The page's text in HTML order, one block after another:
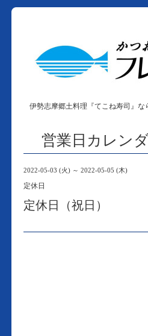
伊勢志摩郷土料理『てこね寿司』な
営業日カレン
2022-05-03 (火) ～ 2022-05-05 (木)
定休日
定休日（祝日）